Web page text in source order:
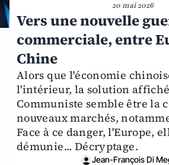
20 mai 2026
Vers une nouvelle
commerciale, entre
Chine
Alors que l'économie
l'intérieur, la solution
Communiste semble être la
nouveaux marchés,
Face à ce danger, l'Europe,
démunie... Décryptage.
Jean-François Di